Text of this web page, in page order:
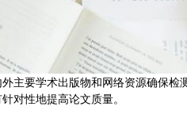
主要学术出版物和网络资源确保检
对性地提高论文质量。